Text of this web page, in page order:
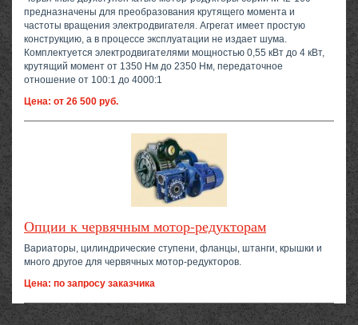
предназначены для преобразования крутящего момента и
частоты вращения электродвигателя. Агрегат имеет простую
конструкцию, а в процессе эксплуатации не издает шума.
Комплектуется электродвигателями мощностью 0,55 кВт до 4 кВт,
крутящий момент от 1350 Нм до 2350 Нм, передаточное
отношение от 100:1 до 4000:1
Цена: от 26 500 руб.
Опции к червячным мотор-редукторам
Вариаторы, цилиндрические ступени, фланцы, штанги, крышки и
много другое для червячных мотор-редукторов.
Цена: по запросу заказчика